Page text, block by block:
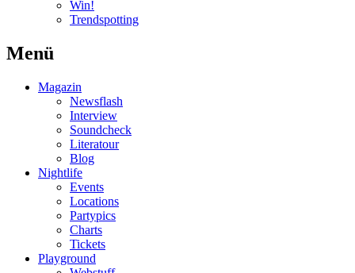
Win!
Trendspotting
Menü
Magazin
Newsflash
Interview
Soundcheck
Literatour
Blog
Nightlife
Events
Locations
Partypics
Charts
Tickets
Playground